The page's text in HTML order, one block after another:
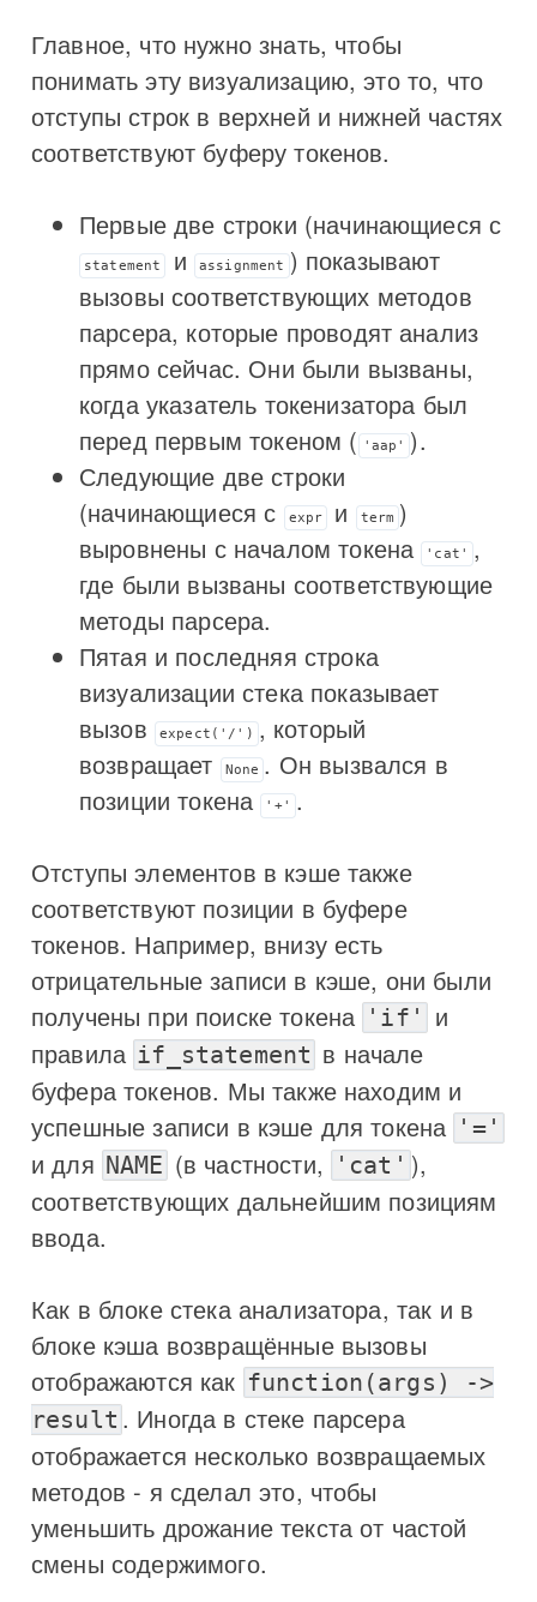
Главное, что нужно знать, чтобы
понимать эту визуализацию, это то, что
отступы строк в верхней и нижней частях
соответствуют буферу токенов.
Первые две строки (начинающиеся с
statement и assignment ) показывают
вызовы соответствующих методов
парсера, которые проводят анализ
прямо сейчас. Они были вызваны,
когда указатель токенизатора был
перед первым токеном (
'aap'
).
Следующие две строки
(начинающиеся с
expr и term )
выровнены с началом токена 'cat'
,
где были вызваны соответствующие
методы парсера.
Пятая и последняя строка
визуализации стека показывает
вызов
expect('/') , который
возвращает
None . Он вызвался в
позиции токена '+' .
Отступы элементов в кэше также
соответствуют позиции в буфере
токенов. Например, внизу есть
отрицательные записи в кэше, они были
получены при поиске токена 'if'
и
правила if_statement в начале
буфера токенов. Мы также находим и
успешные записи в кэше для токена '='
и для NAME (в частности, 'cat' ),
соответствующих дальнейшим позициям
ввода.
Как в блоке стека анализатора, так и в
блоке кэша возвращённые вызовы
отображаются как function(args) ->
result . Иногда в стеке парсера
отображается несколько возвращаемых
методов - я сделал это, чтобы
уменьшить дрожание текста от частой
смены содержимого.